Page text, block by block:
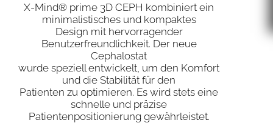
X-Mind® prime 3D CEPH kombiniert ein
minimalistisches und kompaktes
Design mit hervorragender
Benutzerfreundlichkeit. Der neue
Cephalostat
wurde speziell entwickelt, um den Komfort
und die Stabilität für den
Patienten zu optimieren. Es wird stets eine
schnelle und präzise
Patientenpositionierung gewährleistet.